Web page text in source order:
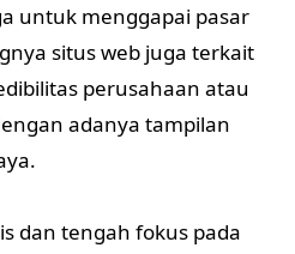
untuk menggapai pasar
situs web juga terkait
perusahaan atau
adanya tampilan
dan tengah fokus pada